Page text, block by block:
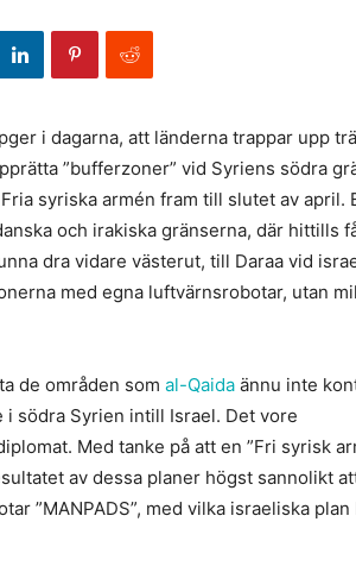
i dagarna, att länderna trappar upp
”bufferzoner” vid Syriens södra
syriska armén fram till slutet av april.
och irakiska gränserna, där hittills
dra vidare västerut, till Daraa vid
med egna luftvärnsrobotar, utan
de områden som al-Qaida ännu inte
i södra Syrien intill Israel. Det vore
Med tanke på att en ”Fri syrisk
av dessa planer högst sannolikt
”MANPADS”, med vilka israeliska plan